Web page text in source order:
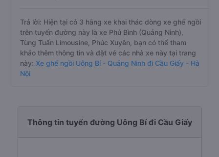
Trả lời: Hiện tại có 3 hãng xe khai thác dòng xe ghế ngồi
trên tuyến đường này là xe Phú Bình (Quảng Ninh),
Tùng Tuấn Limousine, Phúc Xuyên, bạn có thể tham
khảo thêm thông tin và đặt vé các nhà xe này tại trang
này: Xe ghế ngồi Uông Bí - Quảng Ninh đi Cầu Giấy - Hà
Nội
Thông tin tuyến đường Uông Bí đi Cầu Giấy